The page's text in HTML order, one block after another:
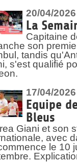
20/04/2026
La
Capitaine
son
tandis
s'est qualifié
17/04/2026
Equipe
Bleus
Giani et son
avec
le 10